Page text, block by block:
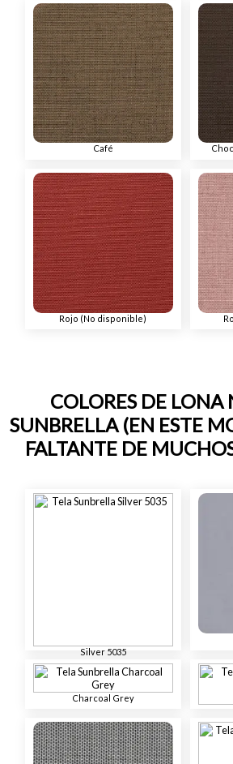
Café
Rojo (No disponible)
COLORES DE LONA
SUNBRELLA (EN ESTE
FALTANTE DE
Silver 5035
Charcoal Grey